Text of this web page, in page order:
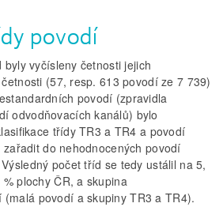
povodí
vyčísleny četnosti jejich
(57, resp. 613 povodí ze 7 739)
povodí (zpravidla
odvodňovacích kanálů) bylo
třídy TR3 a TR4 a povodí
do nehodnocených povodí
Výsledný počet tříd se tedy ustálil na 5,
plochy ČR, a skupina
(malá povodí a skupiny TR3 a TR4).